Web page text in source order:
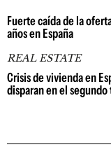
Fuerte caída de la
años en España
REAL ESTATE
Crisis de vivienda en
disparan en el